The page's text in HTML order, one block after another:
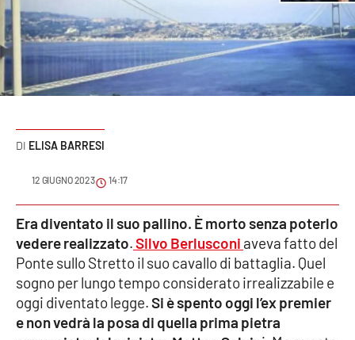
Sanità
Sport
Cultura
Podcast
Meteo
Editoriali
VIDEO
Ambiente
ELISA BARRESI
12 GIUGNO 2023 14:17
Era diventato il suo pallino. È morto senza poterlo
vedere realizzato.Silvo Berlusconi aveva fatto del
Ponte sullo Stretto il suo cavallo di battaglia. Quel
sogno per lungo tempo considerato irrealizzabile e
oggi diventato legge.Si è spento oggi l’ex premier
e non vedrà la posa di quella prima pietra